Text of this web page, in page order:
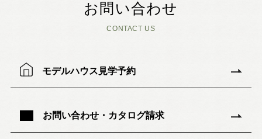
お問い合わせ
CONTACT US
モデルハウス見学予約
お問い合わせ・カタログ請求